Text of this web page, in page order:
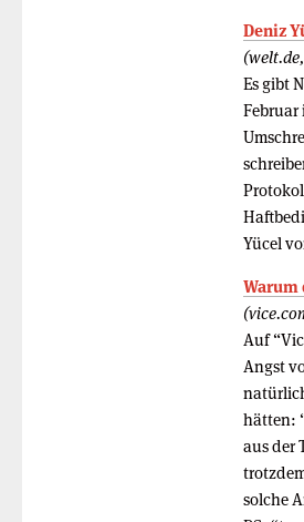
Deniz
Es gibt
Februar
Yücel
Warum
Auf
Angst
hätten:
aus der
solche